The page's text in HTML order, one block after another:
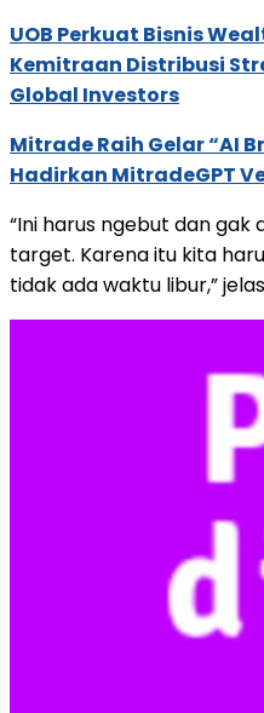
UOB Perkuat Bisnis
Kemitraan Distribusi
Global Investors
Mitrade Raih Gelar “AI
Hadirkan MitradeGPT
“Ini harus ngebut dan gak
target. Karena itu kita
tidak ada waktu libur,”